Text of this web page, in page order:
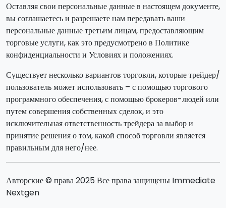
Оставляя свои персональные данные в настоящем документе,
вы соглашаетесь и разрешаете нам передавать ваши
персональные данные третьим лицам, предоставляющим
торговые услуги, как это предусмотрено в Политике
конфиденциальности и Условиях и положениях.
Существует несколько вариантов торговли, которые трейдер/
пользователь может использовать – с помощью торгового
программного обеспечения, с помощью брокеров-людей или
путем совершения собственных сделок, и это
исключительная ответственность трейдера за выбор и
принятие решения о том, какой способ торговли является
правильным для него/нее.
Авторские © права 2025 Все права защищены Immediate
Nextgen